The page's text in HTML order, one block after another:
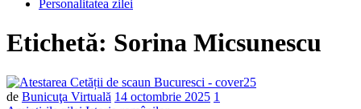
Personalitatea zilei
Etichetă: Sorina Micsunescu
de Bunicuţa Virtuală 14 octombrie 2025 1